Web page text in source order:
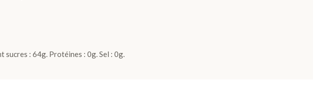
sucres : 64g. Protéines : 0g. Sel : 0g.